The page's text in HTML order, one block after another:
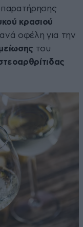
παρατήρησης
κρασιού
οφέλη για την
του